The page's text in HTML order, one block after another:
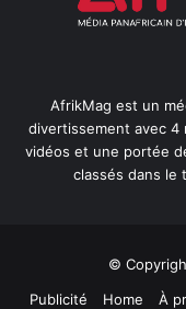
AfrikMag est un
divertissement avec 4
vidéos et une portée
classés dans le
©
Publicité
Home À